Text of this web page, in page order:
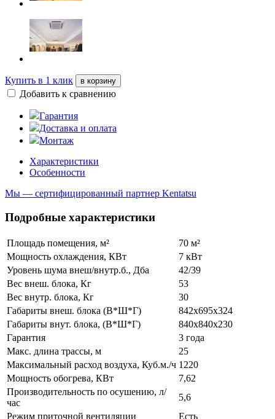
Купить в 1 клик в корзину
Добавить к сравнению
Гарантия
Доставка и оплата
Монтаж
Характеристики
Особенности
Мы — сертифицированный партнер Kentatsu
Подробные характеристики
Площадь помещения, м²
70 м²
Мощность охлаждения, КВт
7 кВт
Уровень шума внеш/внутр.б., Дба
42/39
Вес внеш. блока, Кг
53
Вес внутр. блока, Кг
30
Габариты внеш. блока (В*Ш*Г)
842x695x324
Габариты внут. блока, (В*Ш*Г)
840x840x230
Гарантия
3 года
Макс. длина трассы, м
25
Максимальный расход воздуха, Куб.м./ч 1220
Мощность обогрева, КВт
7,62
Производительность по осушению, л/
час
5,6
Режим приточной вентиляции
Есть